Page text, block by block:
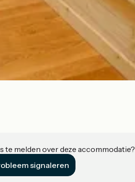
te melden over deze accommodatie?
signaleren